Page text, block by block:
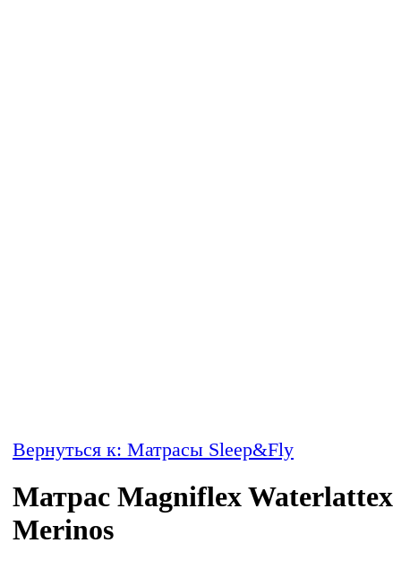
Вернуться к: Матрасы Sleep&Fly
Матрас Magniflex Waterlattex
Merinos